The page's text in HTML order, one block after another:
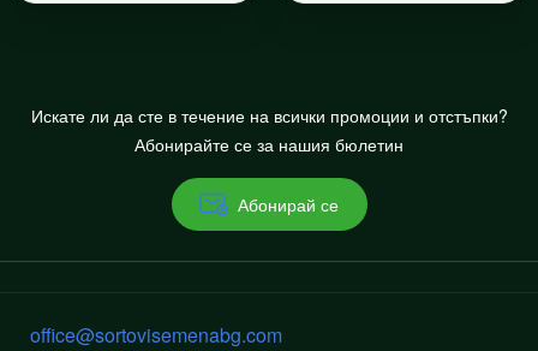
Искате ли да сте в течение на всички промоции и отстъпки?
Абонирайте се за нашия бюлетин
Абонирай се
office@sortovisemenabg.com